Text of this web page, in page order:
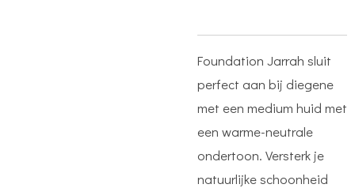
Foundation Jarrah sluit
perfect aan bij diegene
met een medium huid met
een warme-neutrale
ondertoon. Versterk je
natuurlijke schoonheid